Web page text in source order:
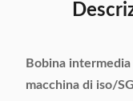
Bobina
macchina di iso/